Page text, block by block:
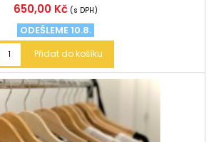
Cena
650,00 Kč (s DPH)
ODEŠLEME 10.8.
Přidat do košíku